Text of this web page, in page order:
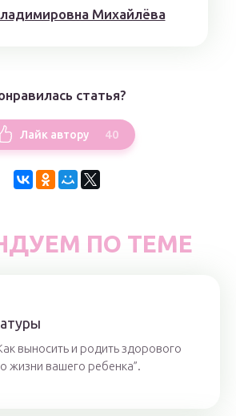
Михайлёва
статья?
Лайк автору 40
ПО ТЕМЕ
выносить и родить здорового
жизни вашего ребенка”.